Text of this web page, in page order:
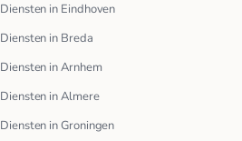
Diensten in Eindhoven
Diensten in Breda
Diensten in Arnhem
Diensten in Almere
Diensten in Groningen